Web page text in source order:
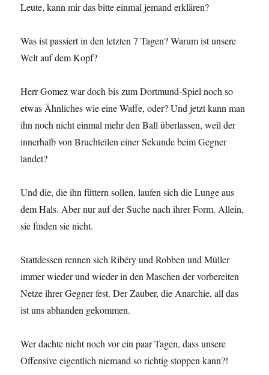
Leute, kann mir das bitte einmal jemand erklären?
Was ist passiert in den letzten 7 Tagen? Warum ist unsere
Welt auf dem Kopf?
Herr Gomez war doch bis zum Dortmund-Spiel noch so
etwas Ähnliches wie eine Waffe, oder? Und jetzt kann man
ihn noch nicht einmal mehr den Ball überlassen, weil der
innerhalb von Bruchteilen einer Sekunde beim Gegner
landet?
Und die, die ihn füttern sollen, laufen sich die Lunge aus
dem Hals. Aber nur auf der Suche nach ihrer Form. Allein,
sie finden sie nicht.
Stattdessen rennen sich Ribéry und Robben und Müller
immer wieder und wieder in den Maschen der vorbereiten
Netze ihrer Gegner fest. Der Zauber, die Anarchie, all das
ist uns abhanden gekommen.
Wer dachte nicht noch vor ein paar Tagen, dass unsere
Offensive eigentlich niemand so richtig stoppen kann?!